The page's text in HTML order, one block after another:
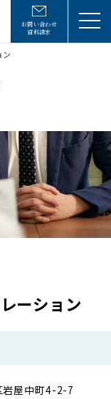
お問い合わせ
資料請求
ン
ーション
屋中町4-2-7